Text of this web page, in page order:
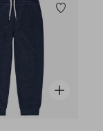
Lista
Vista